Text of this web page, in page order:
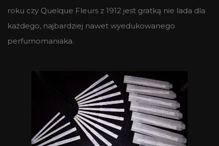
roku czy Quelque Fleurs z 1912 jest gratką nie lada dla
każdego, najbardziej nawet wyedukowanego
perfumomaniaka.